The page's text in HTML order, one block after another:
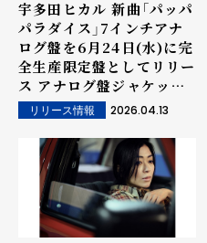
宇多田ヒカル 新曲「パッパ
パラダイス」7インチアナ
ログ盤を6月24日(水)に完
全生産限定盤としてリリー
ス アナログ盤ジャケット
写真も公開
リリース情報 2026.04.13